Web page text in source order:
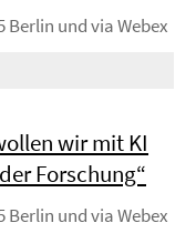
Berlin und via Webex
wir mit KI
Forschung“
Berlin und via Webex